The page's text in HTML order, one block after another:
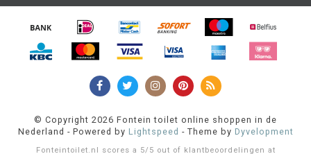
© Copyright 2026 Fontein toilet online shoppen in de
Nederland - Powered by Lightspeed - Theme by Dyvelopment
Fonteintoilet.nl scores a 5/ 5 out of klantbeoordelingen at